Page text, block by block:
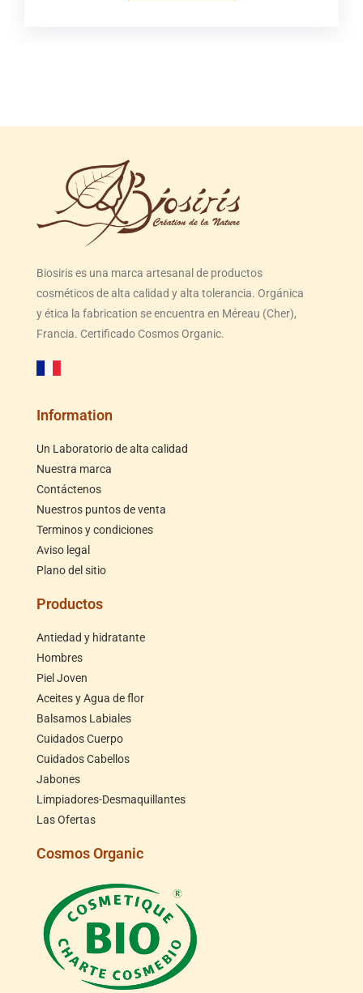
Biosiris es una marca artesanal de productos
cosméticos de alta calidad y alta tolerancia. Orgánica
y ética la fabrication se encuentra en Méreau (Cher),
Francia. Certificado Cosmos Organic.
Information
Un Laboratorio de alta calidad
Nuestra marca
Contáctenos
Nuestros puntos de venta
Terminos y condiciones
Aviso legal
Plano del sitio
Productos
Antiedad y hidratante
Hombres
Piel Joven
Aceites y Agua de flor
Balsamos Labiales
Cuidados Cuerpo
Cuidados Cabellos
Jabones
Limpiadores-Desmaquillantes
Las Ofertas
Cosmos Organic